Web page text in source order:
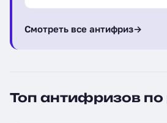
Смотреть все антифриз→
Топ антифризов по